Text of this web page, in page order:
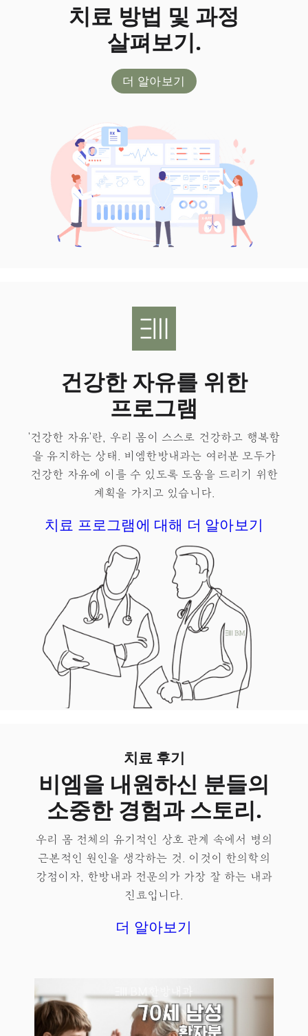
치료 방법 및 과정
살펴보기.
더 알아보기
건강한 자유를 위한
프로그램
'건강한 자유'란, 우리 몸이 스스로 건강하고 행복함
을 유지하는 상태.​ 비엠한방내과는 여러분 모두가
건강한 자유에 이를 수 있도록 도움을 드리기 위한
계획을 가지고 있습니다.
치료 프로그램에 대해 더 알아보기
치료 후기
비엠을 내원하신 분들의
소중한 경험과 스토리.
우리 몸 전체의 유기적인 상호 관계 속에서 병의
근본적인 원인을 생각하는 것. 이것이 한의학의
강점이자, 한방내과 전문의가 가장 잘 하는 내과
진료입니다.
더 알아보기